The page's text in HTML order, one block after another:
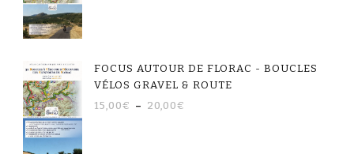
FOCUS AUTOUR DE FLORAC - BOUCLES
VÉLOS GRAVEL & ROUTE
15,00€ – 20,00€